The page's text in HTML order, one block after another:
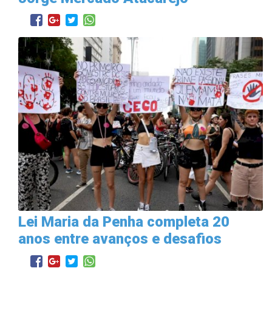
Lei Maria da Penha completa 20
anos entre avanços e desafios